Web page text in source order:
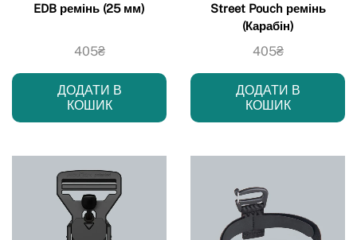
EDB ремінь (25 мм)
405₴
ДОДАТИ В
КОШИК
Street Pouch ремінь
(Карабін)
405₴
ДОДАТИ В
КОШИК